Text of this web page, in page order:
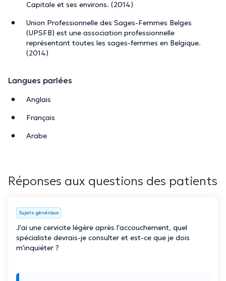
Capitale et ses environs. (2014)
Union Professionnelle des Sages-Femmes Belges
(UPSFB) est une association professionnelle
représentant toutes les sages-femmes en Belgique.
(2014)
Langues parlées
Anglais
Français
Arabe
Réponses aux questions des patients
Sujets généraux
J'ai une cervicite légère après l'accouchement, quel
spécialiste devrais-je consulter et est-ce que je dois
m'inquiéter ?